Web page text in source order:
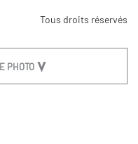
Tous droits réservés
PHOTO